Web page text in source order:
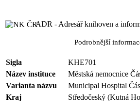
ADR - Adresář knihoven a
Podrobnější
Sigla
KHE701
Název instituce
Městská nemocnice
Varianta názvu
Municipal Hospital
Kraj
Středočeský (Kutná